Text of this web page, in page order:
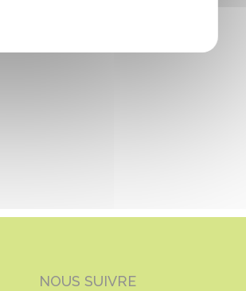
NOUS SUIVRE